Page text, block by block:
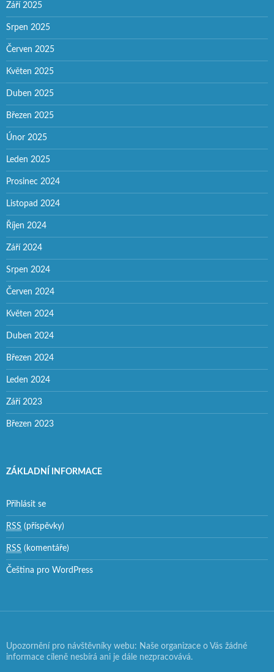
Září 2025
Srpen 2025
Červen 2025
Květen 2025
Duben 2025
Březen 2025
Únor 2025
Leden 2025
Prosinec 2024
Listopad 2024
Říjen 2024
Září 2024
Srpen 2024
Červen 2024
Květen 2024
Duben 2024
Březen 2024
Leden 2024
Září 2023
Březen 2023
ZÁKLADNÍ INFORMACE
Přihlásit se
RSS (příspěvky)
RSS (komentáře)
Čeština pro WordPress
Upozornění pro návštěvníky webu: Naše organizace o Vás žádné
informace cíleně nesbírá ani je dále nezpracovává.